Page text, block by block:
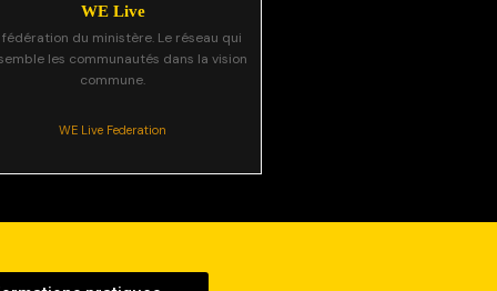
WE Live
fédération du ministère. Le réseau qui
les communautés dans la vision
commune.
WE Live Federation